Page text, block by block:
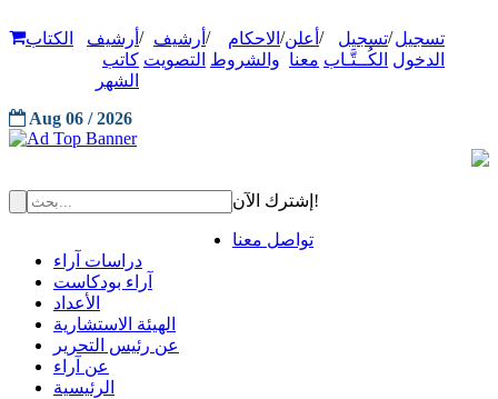
تسجيل
الدخول
/تسجيل
الكُــتَّـاب
/ أعلن
معنا
/ الاحكام
والشروط
/ أرشيف
التصويت
/ أرشيف
كاتب
الشهر
الكتاب
Aug 06 / 2026
إشترك الآن!
تواصل معنا
دراسات آراء
آراء بودكاست
الأعداد
الهيئة الاستشارية
عن رئيس التحرير
عن آراء
الرئيسية